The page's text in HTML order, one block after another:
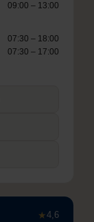
09:00 – 13:00
07:30 – 18:00
07:30 – 17:00
★4,6